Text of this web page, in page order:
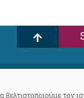
τον